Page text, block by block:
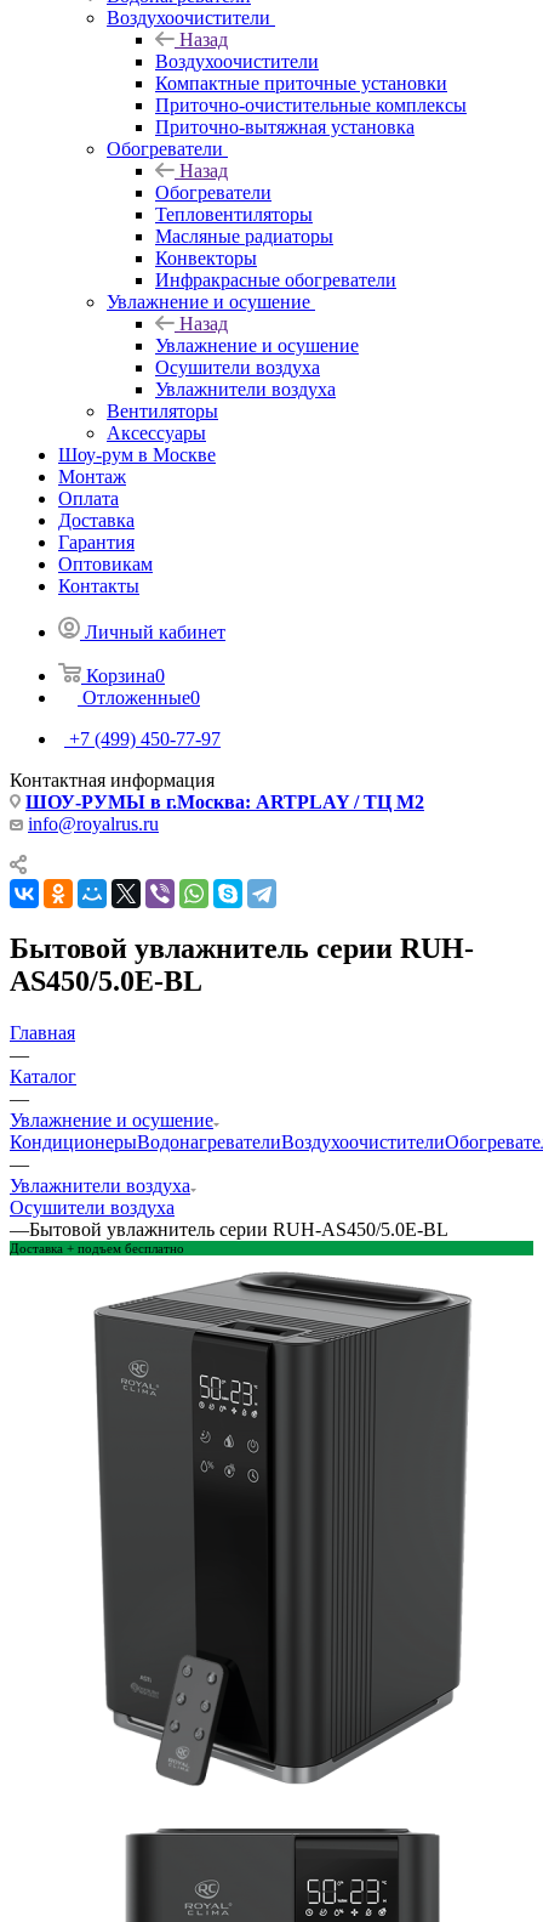
Воздухоочистители
Назад
Воздухоочистители
Компактные приточные установки
Приточно-очистительные комплексы
Приточно-вытяжная установка
Обогреватели
Назад
Обогреватели
Тепловентиляторы
Масляные радиаторы
Конвекторы
Инфракрасные обогреватели
Увлажнение и осушение
Назад
Увлажнение и осушение
Осушители воздуха
Увлажнители воздуха
Вентиляторы
Аксессуары
Шоу-рум в Москве
Монтаж
Оплата
Доставка
Гарантия
Оптовикам
Контакты
Личный кабинет
Корзина0
Отложенные0
+7 (499) 450-77-97
Контактная информация
ШОУ-РУМЫ в г.Москва: ARTPLAY / ТЦ М2
info@royalrus.ru
Бытовой увлажнитель серии RUH-
AS450/5.0E-BL
Главная
—
Каталог
—
Увлажнение и осушение
КондиционерыВодонагревателиВоздухоочистители
—
Увлажнители воздуха
Осушители воздуха
—Бытовой увлажнитель серии RUH-AS450/5.0E-BL
Доставка + подъем бесплатно